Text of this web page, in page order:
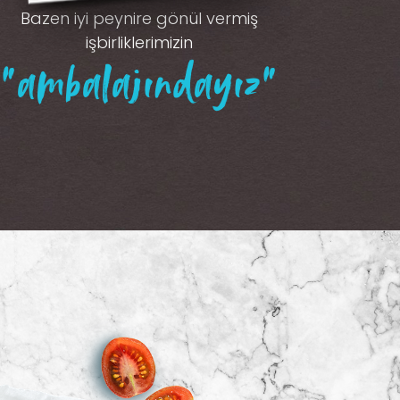
Bazen iyi peynire gönül vermiş
işbirliklerimizin
“ambalajındayız”